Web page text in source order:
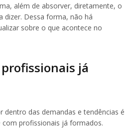
além de absorver, diretamente, o
dizer. Dessa forma, não há
sobre o que acontece no
já
dentro das demandas e tendências é
profissionais já formados.